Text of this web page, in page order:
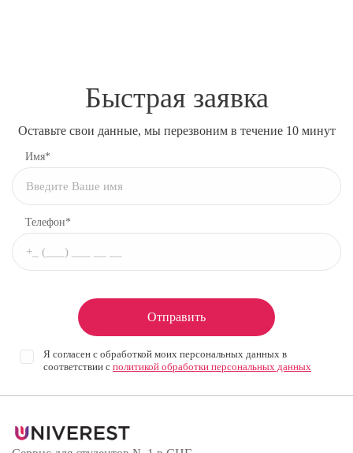
Быстрая заявка
Оставьте свои данные, мы перезвоним в течение 10 минут
Имя*
Телефон*
Отправить
Я согласен с обработкой моих персональных данных в
соответствии с политикой обработки персональных данных